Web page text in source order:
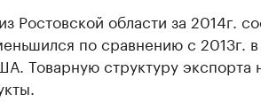
Ростовской области за 2014г.
по сравнению с 2013г. в
Товарную структуру экспорта